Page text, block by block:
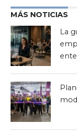
MÁS NOTICIAS
La